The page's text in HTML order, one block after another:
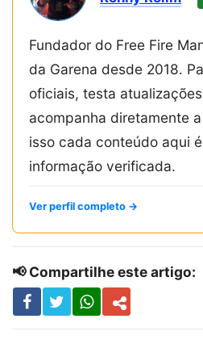
Fundador do Free Fire
da Garena desde 2018.
oficiais, testa
acompanha diretamente
isso cada conteúdo aqui
informação verificada.
Ver perfil completo →
📢 Compartilhe este artigo: